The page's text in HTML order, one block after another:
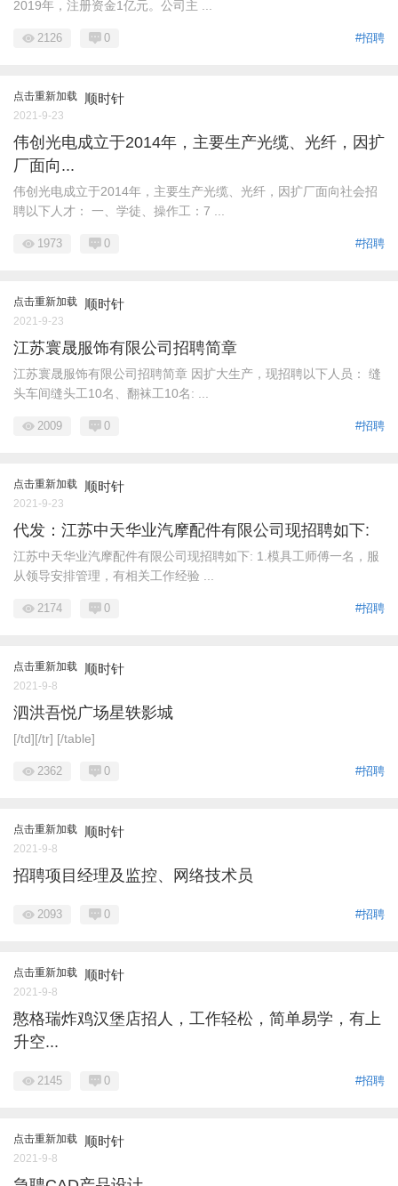
2019年，注册资金1亿元。公司主 ...
#招聘
2126 0
点击重新加载 顺时针
2021-9-23
伟创光电成立于2014年，主要生产光缆、光纤，因扩
厂面向...
伟创光电成立于2014年，主要生产光缆、光纤，因扩厂面向社会招
聘以下人才： 一、学徒、操作工：7 ...
#招聘
1973 0
点击重新加载 顺时针
2021-9-23
江苏寰晟服饰有限公司招聘简章
江苏寰晟服饰有限公司招聘简章 因扩大生产，现招聘以下人员： 缝
头车间缝头工10名、翻袜工10名: ...
#招聘
2009 0
点击重新加载 顺时针
2021-9-23
代发：江苏中天华业汽摩配件有限公司现招聘如下:
江苏中天华业汽摩配件有限公司现招聘如下: 1.模具工师傅一名，服
从领导安排管理，有相关工作经验 ...
#招聘
2174 0
点击重新加载 顺时针
2021-9-8
泗洪吾悦广场星轶影城
[/td][/tr] [/table]
#招聘
2362 0
点击重新加载 顺时针
2021-9-8
招聘项目经理及监控、网络技术员
#招聘
2093 0
点击重新加载 顺时针
2021-9-8
憨格瑞炸鸡汉堡店招人，工作轻松，简单易学，有上
升空...
#招聘
2145 0
点击重新加载 顺时针
2021-9-8